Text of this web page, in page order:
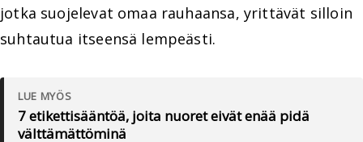
jotka suojelevat omaa rauhaansa, yrittävät silloin
suhtautua itseensä lempeästi.
LUE MYÖS
7 etikettisääntöä, joita nuoret eivät enää pidä
välttämättöminä